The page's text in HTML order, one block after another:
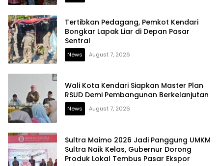
Tertibkan Pedagang, Pemkot Kendari
Bongkar Lapak Liar di Depan Pasar
Sentral
News August 7, 2026
Wali Kota Kendari Siapkan Master Plan
RSUD Demi Pembangunan Berkelanjutan
News August 7, 2026
Sultra Maimo 2026 Jadi Panggung UMKM
Sultra Naik Kelas, Gubernur Dorong
Produk Lokal Tembus Pasar Ekspor